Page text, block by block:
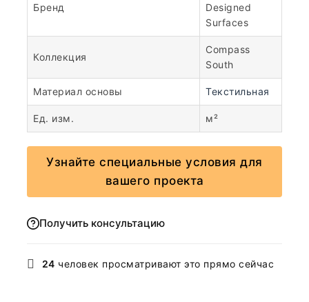
Бренд
Designed
Surfaces
Коллекция
Compass
South
Материал основы Текстильная
Ед. изм. м²
Узнайте специальные условия для
вашего проекта
Получить консультацию
24 человек просматривают это прямо сейчас